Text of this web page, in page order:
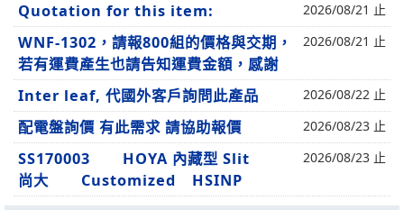
Quotation for this item: 2026/08/21 止
WNF-1302，請報800組的價格與交期，
若有運費產生也請告知運費金額，感謝
2026/08/21 止
Inter leaf, 代國外客戶詢問此產品 2026/08/22 止
配電盤詢價 有此需求 請協助報價 2026/08/23 止
SS170003 HOYA 內藏型 Slit
尚大 Customized HSINP
2026/08/23 止